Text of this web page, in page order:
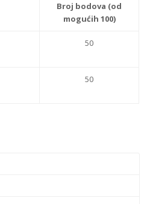
Broj bodova (od
mogućih 100)
50
50